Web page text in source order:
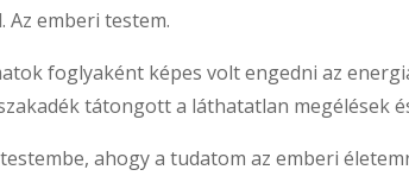
emberi testem.
foglyaként képes volt engedni az
tátongott a láthatatlan megélések
ahogy a tudatom az emberi